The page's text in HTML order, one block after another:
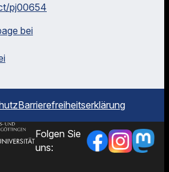
pj00654
bei
Barrierefreiheitserklärung
Folgen Sie
uns: